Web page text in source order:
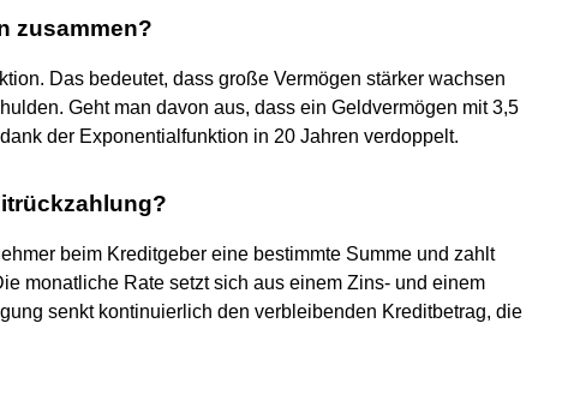
zusammen?
Das bedeutet, dass große Vermögen stärker wachsen
Geht man davon aus, dass ein Geldvermögen mit 3,5
der Exponentialfunktion in 20 Jahren verdoppelt.
beim Kreditgeber eine bestimmte Summe und zahlt
monatliche Rate setzt sich aus einem Zins- und einem
senkt kontinuierlich den verbleibenden Kreditbetrag, die